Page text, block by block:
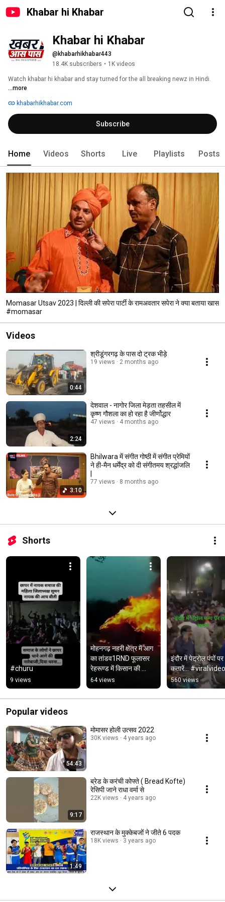
Khabar hi Khabar
Khabar hi Khabar
@khabarhikhabar443
18.4K subscribers • 1K videos
Watch khabar hi khabar and stay turned for the all breaking newz in Hindi.
...more
khabarhikhabar.com
Subscribe
Home Videos Shorts Live Playlists Posts
Momasar Utsav 2023 | दिल्ली की सपेरा पार्टी के रामअवतार सपेरा ने क्या बताया खास
#momasar
Videos
0:44
श्रीडूंगरगढ़ के पास दो ट्रक भीड़े
19 views 2 months ago
2:24
देशवाल - नागोर जिला मेड़ता तहसील में
कृष्ण गौशला का हो रहा है जीर्णोद्धार
47 views 4 months ago
3:10
Bhilwara में संगीत गोष्ठी में संगीत प्रेमियों
ने ही-मैन धर्मेंद्र को दी संगीतमय श्रद्धांजलि
|
77 views 8 months ago
Shorts
#churu
9 views
मोहनगढ़ नहरी क्षेत्र में आग
का तांडव1RND फूलासर
रेहरूण्ड में किसान की
झोपड़ी में लगी भीषण
आगखेरुखान
64 views
इंदौर में पेट्रोल पंपों
कतारें... #viralvideo
560 views
Popular videos
54:43
मोमासर होली उत्सव 2022
30K views 4 years ago
9:17
ब्रेड के करंची कोफ्ते ( Bread Kofte)
रेसिपी जाने राधा वर्मा से
22K views 4 years ago
1:49
राजस्थान के मुक्केबजों ने जीते 6 पदक
18K views 3 years ago